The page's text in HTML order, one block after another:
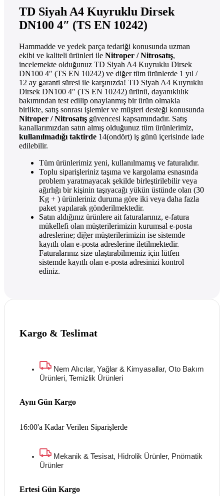
TD Siyah A4 Kuyruklu Dirsek
DN100 4″ (TS EN 10242)
Hammadde ve yedek parça tedariği konusunda uzman
ekibi ve kaliteli ürünleri ile Nitroper / Nitrosatış,
incelemekte olduğunuz TD Siyah A4 Kuyruklu Dirsek
DN100 4″ (TS EN 10242) ve diğer tüm ürünlerde 1 yıl /
12 ay garanti süresi ile karşınızda! TD Siyah A4 Kuyruklu
Dirsek DN100 4″ (TS EN 10242) ürünü, dayanıklılık
bakımından test edilip onaylanmış bir ürün olmakla
birlikte, satış sonrası işlemler ve müşteri desteği konusunda
Nitroper / Nitrosatış güvencesi kapsamındadır. Satış
kanallarımızdan satın almış olduğunuz tüm ürünlerimiz,
kullanılmadığı taktirde 14(ondört) iş günü içerisinde iade
edilebilir.
Tüm ürünlerimiz yeni, kullanılmamış ve faturalıdır.
Toplu siparişleriniz taşıma ve kargolama esnasında
problem yaratmayacak şekilde birleştirilebilir veya
ağırlığı bir kişinin taşıyacağı yükün üstünde olan (30
Kg + ) ürünleriniz duruma göre iki veya daha fazla
paket yapılarak gönderilmektedir.
Satın aldığınız ürünlere ait faturalarınız, e-fatura
mükellefi olan müşterilerimizin kurumsal e-posta
adreslerine; diğer müşterilerimizin ise sistemde
kayıtlı olan e-posta adreslerine iletilmektedir.
Faturalarınız size ulaştırabilmemiz için lütfen
sistemde kayıtlı olan e-posta adresinizi kontrol
ediniz.
Kargo & Teslimat
Nem Alıcılar, Yağlar & Kimyasallar, Oto Bakım
Ürünleri, Temizlik Ürünleri
16:00'a Kadar Verilen Siparişlerde
Aynı Gün Kargo
Mekanik & Tesisat, Hidrolik Ürünler, Pnömatik
Ürünler
Ertesi Gün Kargo